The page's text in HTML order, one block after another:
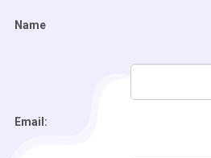
Name
Email: